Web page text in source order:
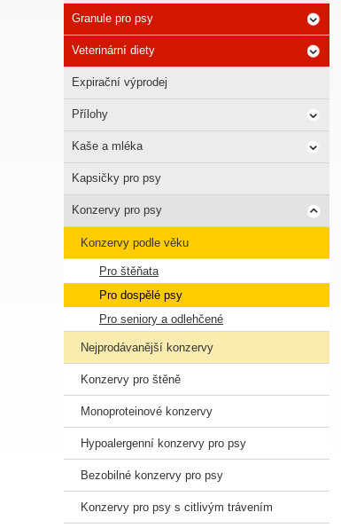
Granule pro psy
Veterinární diety
Expirační výprodej
Přílohy
Kaše a mléka
Kapsičky pro psy
Konzervy pro psy
Konzervy podle věku
Pro štěňata
Pro dospělé psy
Pro seniory a odlehčené
Nejprodávanější konzervy
Konzervy pro štěně
Monoproteinové konzervy
Hypoalergenní konzervy pro psy
Bezobilné konzervy pro psy
Konzervy pro psy s citlivým trávením